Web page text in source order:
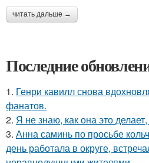
читать дальше →
Последние
1. Генри кавилл снова
фанатов.
2. Я не знаю, как она это
3. Анна саминь по просьбе
день работала в округе,